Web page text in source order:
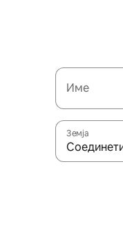
Име
Земја